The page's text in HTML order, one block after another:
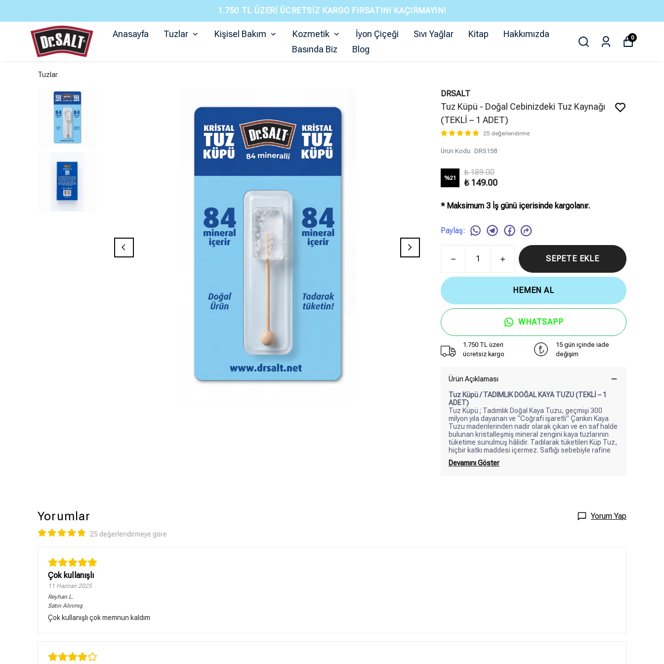
1.750 TL ÜZERI ÜCRETSIZ KARGO FIRSATINI KAÇIRMAYIN!
Anasayfa Tuzlar Kişisel Bakım Kozmetik İyon Çiçeği Sıvı Yağlar Kitap
Hakkımızda
Basında Biz
Blog
0
Tuzlar
DRSALT
Tuz Küpü - Doğal Cebinizdeki Tuz Kaynağı
(TEKLİ – 1 ADET)
25 değerlendirme
Ürün Kodu: DRS158
%21
₺ 189.00
₺ 149.00
* Maksimum 3 İş günü içerisinde kargolanır.
Paylaş:
SEPETE EKLE
HEMEN AL
WHATSAPP
1.750 TL üzeri
ücretsiz kargo
15 gün içinde iade
değişim
Ürün Açıklaması
Tuz Küpü / TADIMLIK DOĞAL KAYA TUZU (TEKLİ – 1
ADET)
Tuz Küpü ; Tadımlık Doğal Kaya Tuzu, geçmişi 300
milyon yıla dayanan ve “Coğrafi işaretli” Çankırı Kaya
Tuzu madenlerinden nadir olarak çıkan ve en saf halde
bulunan kristalleşmiş mineral zengini kaya tuzlarının
tüketime sunulmuş hâlidir. Tadılarak tüketilen Küp Tuz,
hiçbir katkı maddesi içermez. Saflığı sebebiyle rafine
Devamını Göster
Yorumlar Yorum Yap
25 değerlendirmeye göre
Çok kullanışlı
11 Haziran 2025
Reyhan L.
Satın Alınmış
Çok kullanışlı çok memnun kaldım